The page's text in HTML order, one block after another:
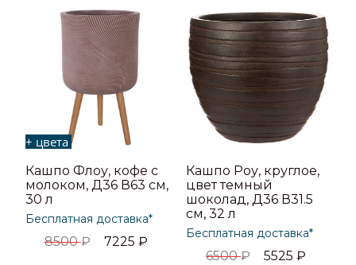
+ цвета
Кашпо Флоу, кофе с
молоком, Д36 В63 см,
30 л
Бесплатная доставка*
8500₽ 7225 ₽
Кашпо Роу, круглое,
цвет темный
шоколад, Д36 В31.5
см, 32 л
Бесплатная доставка*
6500₽ 5525₽